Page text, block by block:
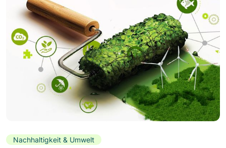
Nachhaltigkeit & Umwelt